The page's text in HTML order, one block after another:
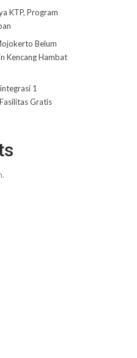
KTP, Program
Belum
Kencang Hambat
1
Gratis